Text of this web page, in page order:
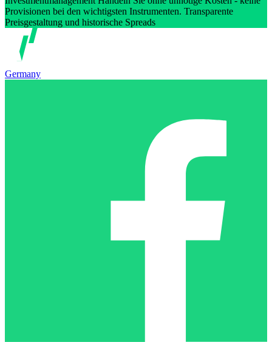
Provisionen bei den wichtigsten Instrumenten. Transparente
Preisgestaltung und historische Spreads
Germany